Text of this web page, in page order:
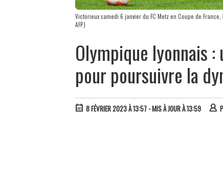
Victorieux samedi 6 janvier du FC Metz en Coupe de France,
AFP)
Olympique lyonnais
pour poursuivre la
8 FÉVRIER 2023 À 13:57 - MIS À JOUR À 13:59